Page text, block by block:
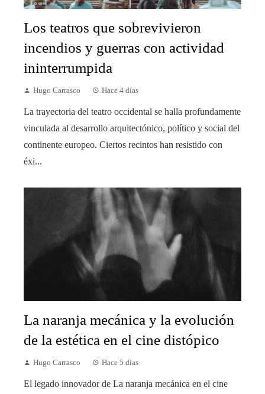
Los teatros que sobrevivieron
incendios y guerras con actividad
ininterrumpida
Hugo Carrasco Hace 4 días
La trayectoria del teatro occidental se halla profundamente
vinculada al desarrollo arquitectónico, político y social del
continente europeo. Ciertos recintos han resistido con
éxi...
La naranja mecánica y la evolución
de la estética en el cine distópico
Hugo Carrasco Hace 5 días
El legado innovador de La naranja mecánica en el cine